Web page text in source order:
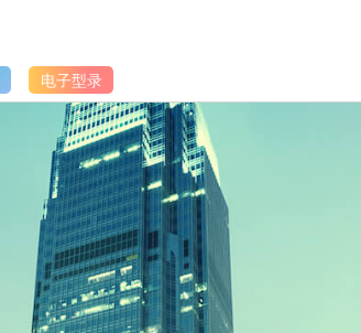
电子型录